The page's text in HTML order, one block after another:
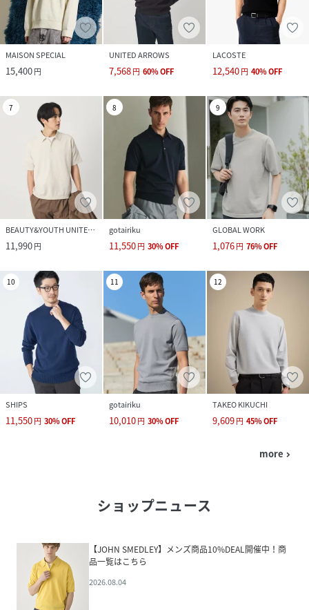
MAISON SPECIAL
15,400円
UNITED ARROWS
7,568円 60%OFF
LACOSTE
12,540円 40%OFF
7
BEAUTY&YOUTH UNITED ARROWS
11,990円
8
gotairiku
11,550円 30%OFF
9
GLOBAL WORK
1,076円 76%OFF
10
SHIPS
11,550円 30%OFF
11
gotairiku
10,010円 30%OFF
12
TAKEO KIKUCHI
9,609円 45%OFF
more navigate_next
ショップニュース
【JOHN SMEDLEY】メンズ商品10%DEAL開催中！商
品一覧はこちら
2026.08.04